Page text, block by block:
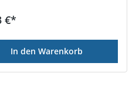
Preis:
€*
In den Warenkorb